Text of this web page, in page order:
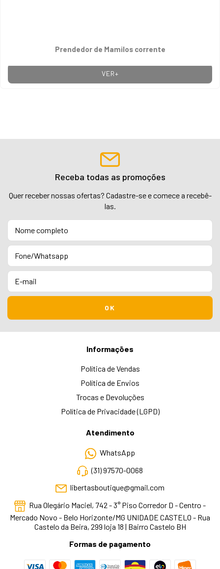
Prendedor de Mamilos corrente
VER+
Receba todas as promoções
Quer receber nossas ofertas? Cadastre-se e comece a recebê-
las.
Informações
Política de Vendas
Política de Envios
Trocas e Devoluções
Política de Privacidade (LGPD)
Atendimento
WhatsApp
(31) 97570-0068
libertasboutique@gmail.com
Rua Olegário Maciel, 742 - 3° Piso Corredor D - Centro -
Mercado Novo - Belo Horizonte/MG UNIDADE CASTELO - Rua
Castelo da Beira, 299 loja 18 | Bairro Castelo BH
Formas de pagamento